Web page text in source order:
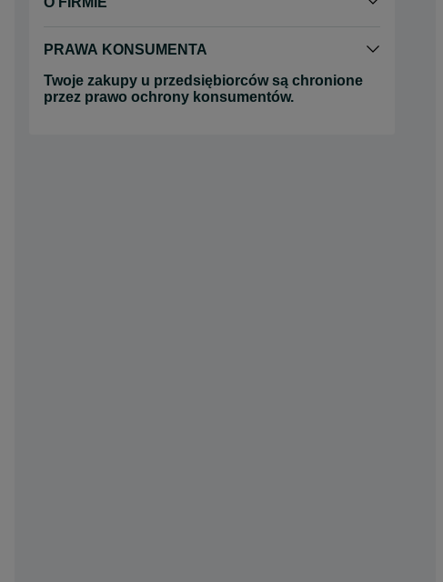
PRAWA KONSUMENTA
Twoje zakupy u przedsiębiorców są chronione
przez prawo ochrony konsumentów.